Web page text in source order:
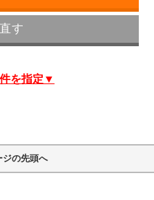
を指定▼
ジの先頭へ